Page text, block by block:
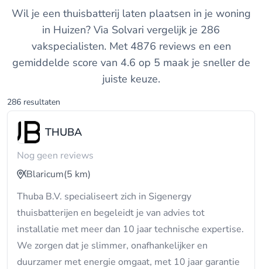
Wil je een thuisbatterij laten plaatsen in je woning
in Huizen? Via Solvari vergelijk je 286
vakspecialisten. Met 4876 reviews en een
gemiddelde score van 4.6 op 5 maak je sneller de
juiste keuze.
286 resultaten
THUBA
Nog geen reviews
Blaricum(5 km)
Thuba B.V. specialiseert zich in Sigenergy
thuisbatterijen en begeleidt je van advies tot
installatie met meer dan 10 jaar technische expertise.
We zorgen dat je slimmer, onafhankelijker en
duurzamer met energie omgaat, met 10 jaar garantie